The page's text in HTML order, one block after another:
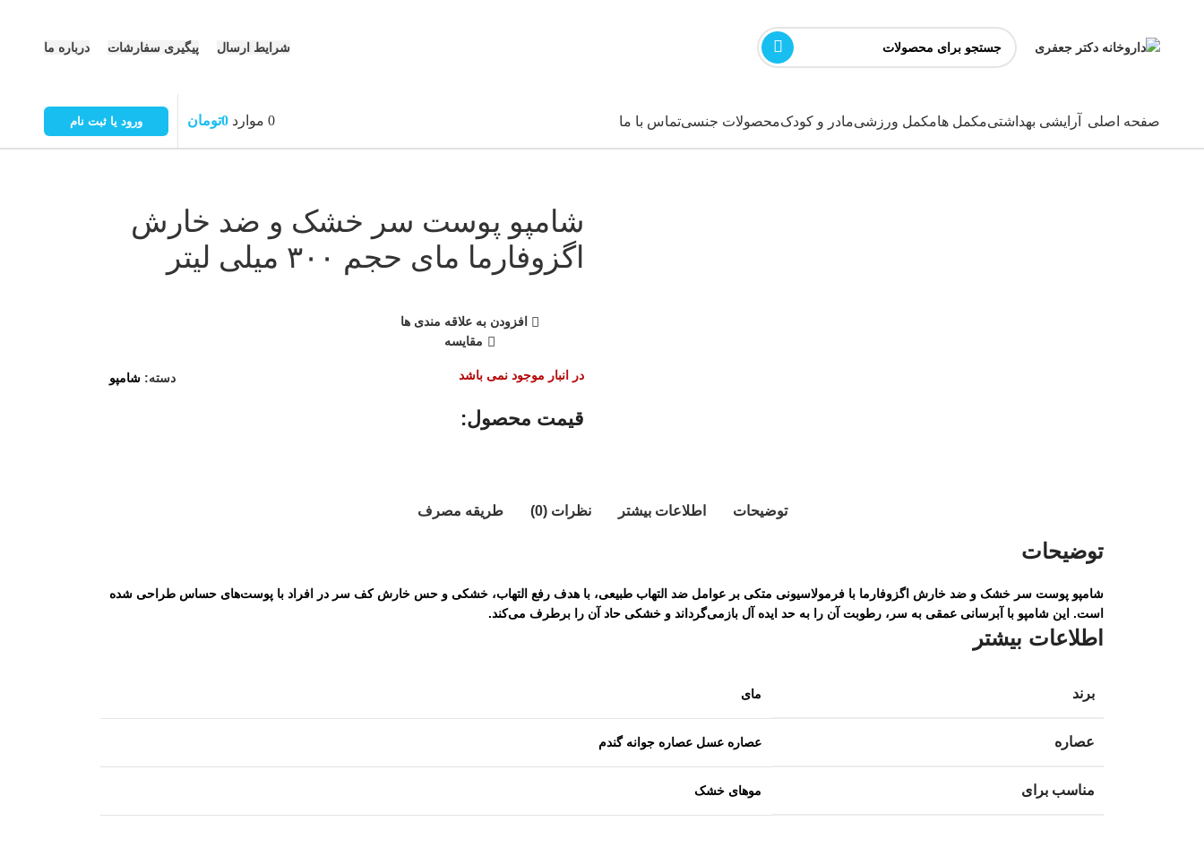
شرایط ارسال پیگیری سفارشات درباره ما
صفحه اصلی آرایشی بهداشتیمکمل هامکمل ورزشیمادر و کودکمحصولات جنسیتماس با ما 0 موارد 0تومان ورود یا ثبت نام
شامپو پوست سر خشک و ضد خارش
اگزوفارما مای حجم ۳۰۰ میلی لیتر
افزودن به علاقه مندی ها
مقایسه
در انبار موجود نمی باشد دسته: شامپو
قیمت محصول:​
توضیحات اطلاعات بیشتر نظرات (0) طریقه مصرف
توضیحات
شامپو پوست سر خشک و ضد خارش اگزوفارما با فرمولاسیونی متکی بر عوامل ضد التهاب طبیعی، با هدف رفع التهاب، خشکی و حس خارش کف سر در افراد با پوست‌های حساس طراحی شده
است. این شامپو با آبرسانی عمقی به سر، رطوبت آن را به حد ایده آل بازمی‌گرداند و خشکی حاد آن را برطرف می‌کند.
اطلاعات بیشتر
برند مای
عصاره عصاره عسل عصاره جوانه گندم
مناسب برای موهای خشک